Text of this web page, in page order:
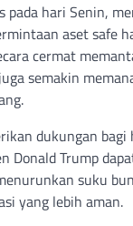
pada hari Senin,
aset safe
cermat
semakin
dukungan
Donald Trump
suku
yang lebih aman.